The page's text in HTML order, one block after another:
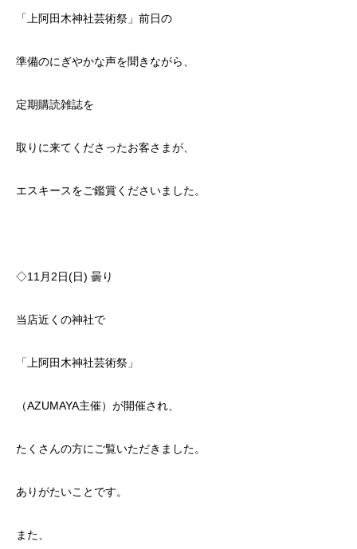
「上阿田木神社芸術祭」前日の
準備のにぎやかな声を聞きながら、
定期購読雑誌を
取りに来てくださったお客さまが、
エスキースをご鑑賞くださいました。
◇11月2日(日) 曇り
当店近くの神社で
「上阿田木神社芸術祭」
（AZUMAYA主催）が開催され、
たくさんの方にご覧いただきました。
ありがたいことです。
また、